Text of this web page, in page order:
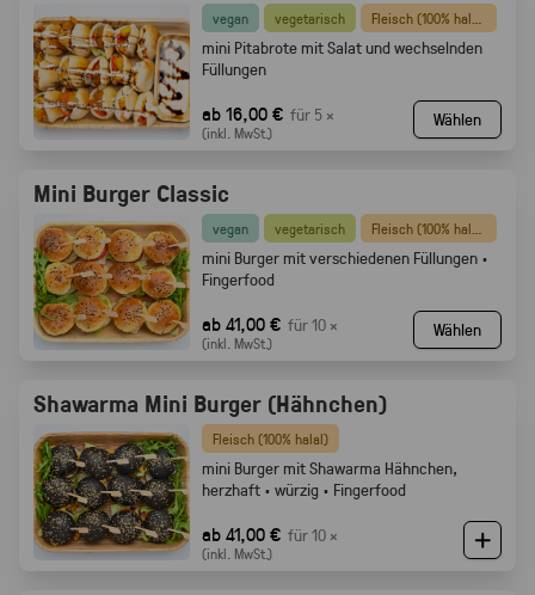
vegan vegetarisch
mini Pitabrote mit Salat und wechselnden
Füllungen
ab 16,00 € für 5 ×
(inkl. MwSt.)
Wählen
Mini Burger Classic
vegan vegetarisch
mini Burger mit verschiedenen Füllungen ·
Fingerfood
ab 41,00 € für 10 ×
(inkl. MwSt.)
Wählen
Shawarma Mini Burger (Hähnchen)
Fleisch (100% halal)
mini Burger mit Shawarma Hähnchen,
herzhaft · würzig · Fingerfood
ab 41,00 € für 10 ×
(inkl. MwSt.)